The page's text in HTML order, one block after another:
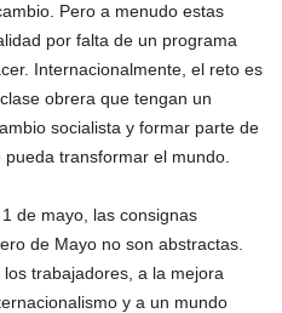
Pero a menudo estas
por falta de un programa
Internacionalmente, el reto es
obrera que tengan un
socialista y formar parte de
transformar el mundo.
de mayo, las consignas
de Mayo no son abstractas.
trabajadores, a la mejora
y a un mundo